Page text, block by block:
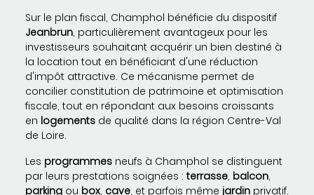
Sur le plan fiscal, Champhol bénéficie du dispositif
Jeanbrun, particulièrement avantageux pour les
investisseurs souhaitant acquérir un bien destiné à
la location tout en bénéficiant d'une réduction
d'impôt attractive. Ce mécanisme permet de
concilier constitution de patrimoine et optimisation
fiscale, tout en répondant aux besoins croissants
en logements de qualité dans la région Centre-Val
de Loire.
Les programmes neufs à Champhol se distinguent
par leurs prestations soignées :terrasse, balcon,
parking ou box, cave, et parfois même jardin privatif.